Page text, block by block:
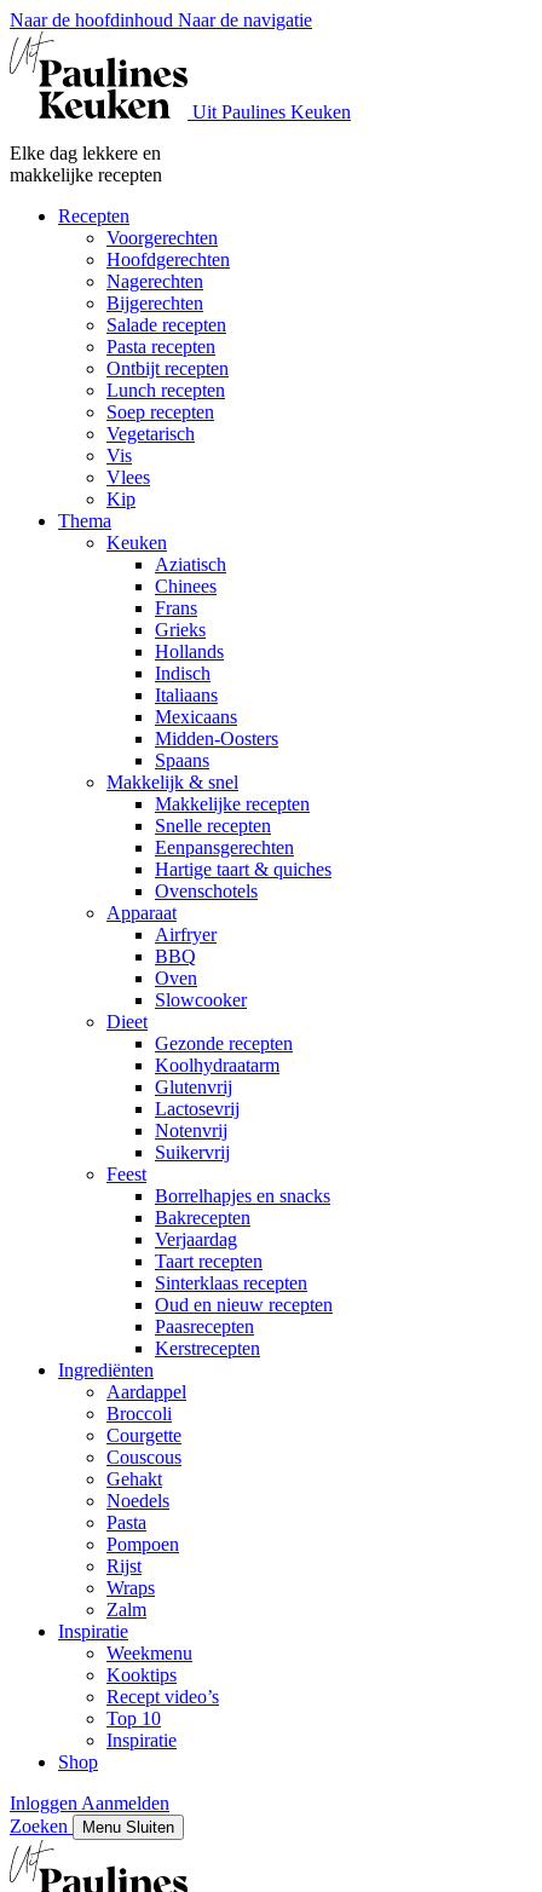
Naar de hoofdinhoud Naar de navigatie
Uit Paulines Keuken
Elke dag lekkere en
makkelijke recepten
Recepten
Voorgerechten
Hoofdgerechten
Nagerechten
Bijgerechten
Salade recepten
Pasta recepten
Ontbijt recepten
Lunch recepten
Soep recepten
Vegetarisch
Vis
Vlees
Kip
Thema
Keuken
Aziatisch
Chinees
Frans
Grieks
Hollands
Indisch
Italiaans
Mexicaans
Midden-Oosters
Spaans
Makkelijk & snel
Makkelijke recepten
Snelle recepten
Eenpansgerechten
Hartige taart & quiches
Ovenschotels
Apparaat
Airfryer
BBQ
Oven
Slowcooker
Dieet
Gezonde recepten
Koolhydraatarm
Glutenvrij
Lactosevrij
Notenvrij
Suikervrij
Feest
Borrelhapjes en snacks
Bakrecepten
Verjaardag
Taart recepten
Sinterklaas recepten
Oud en nieuw recepten
Paasrecepten
Kerstrecepten
Ingrediënten
Aardappel
Broccoli
Courgette
Couscous
Gehakt
Noedels
Pasta
Pompoen
Rijst
Wraps
Zalm
Inspiratie
Weekmenu
Kooktips
Recept video’s
Top 10
Inspiratie
Shop
Inloggen
Aanmelden